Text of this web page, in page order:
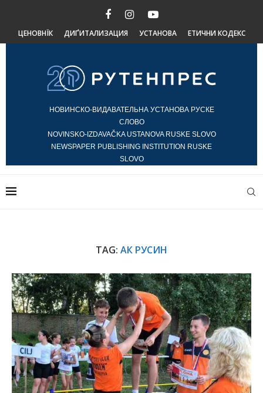
ЦЕНОВНЇК ДИҐИТАЛИЗАЦИЯ УСТАНОВА ЕТИЧНИ КОДЕКС
НОВИНСКО-ВИДАВАТЕЛЬНА УСТАНОВА РУСКЕ
СЛОВО
NOVINSKO-IZDAVAČKA USTANOVA RUSKE SLOVO
NEWSPAPER PUBLISHING INSTITUTION RUSKE
SLOVO
TAG: АК РУСИН